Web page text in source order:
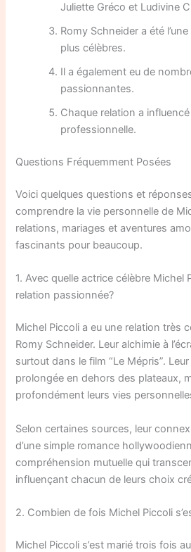
Juliette Gréco et Ludivine
Romy Schneider a été
plus célèbres.
Il a également eu de
passionnantes.
Chaque relation a
professionnelle.
Questions Fréquemment Posées
Voici quelques questions et
comprendre la vie personnelle de
relations, mariages et aventures
fascinants pour beaucoup.
1. Avec quelle actrice célèbre Michel
relation passionnée?
Michel Piccoli a eu une relation très
Romy Schneider. Leur alchimie à
surtout dans le film “Le Mépris”.
prolongée en dehors des plateaux,
profondément leurs vies
Selon certaines sources, leur
d’une simple romance
compréhension mutuelle qui
influençant chacun de leurs choix
2. Combien de fois Michel Piccoli
Michel Piccoli s’est marié trois fois